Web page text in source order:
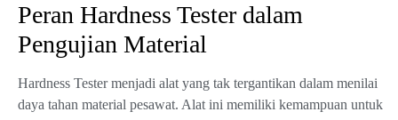
Peran Hardness Tester dalam
Pengujian Material
Hardness Tester menjadi alat yang tak tergantikan dalam menilai
daya tahan material pesawat. Alat ini memiliki kemampuan untuk